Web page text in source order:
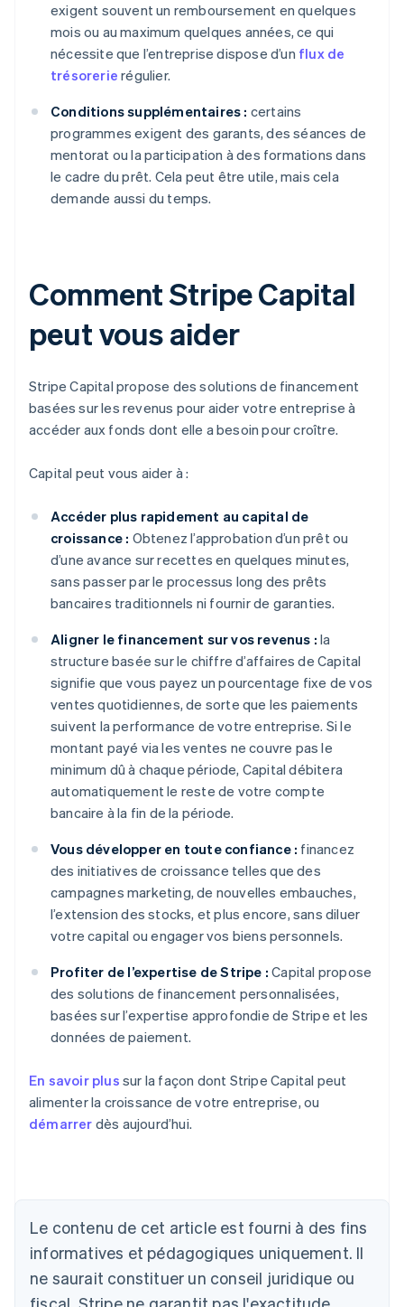
exigent souvent un remboursement en quelques
mois ou au maximum quelques années, ce qui
nécessite que l’entreprise dispose d’un flux de
trésorerie régulier.
Conditions supplémentaires : certains
programmes exigent des garants, des séances de
mentorat ou la participation à des formations dans
le cadre du prêt. Cela peut être utile, mais cela
demande aussi du temps.
Comment Stripe Capital
peut vous aider
Stripe Capital propose des solutions de financement
basées sur les revenus pour aider votre entreprise à
accéder aux fonds dont elle a besoin pour croître.
Capital peut vous aider à :
Accéder plus rapidement au capital de
croissance : Obtenez l’approbation d’un prêt ou
d’une avance sur recettes en quelques minutes,
sans passer par le processus long des prêts
bancaires traditionnels ni fournir de garanties.
Aligner le financement sur vos revenus : la
structure basée sur le chiffre d’affaires de Capital
signifie que vous payez un pourcentage fixe de vos
ventes quotidiennes, de sorte que les paiements
suivent la performance de votre entreprise. Si le
montant payé via les ventes ne couvre pas le
minimum dû à chaque période, Capital débitera
automatiquement le reste de votre compte
bancaire à la fin de la période.
Vous développer en toute confiance : financez
des initiatives de croissance telles que des
campagnes marketing, de nouvelles embauches,
l’extension des stocks, et plus encore, sans diluer
votre capital ou engager vos biens personnels.
Profiter de l’expertise de Stripe : Capital propose
des solutions de financement personnalisées,
basées sur l’expertise approfondie de Stripe et les
données de paiement.
En savoir plus sur la façon dont Stripe Capital peut
alimenter la croissance de votre entreprise, ou
démarrer dès aujourd’hui.
Le contenu de cet article est fourni à des fins
informatives et pédagogiques uniquement. Il
ne saurait constituer un conseil juridique ou
DeutschEnglish
Australie
English
Autriche
DeutschEnglish